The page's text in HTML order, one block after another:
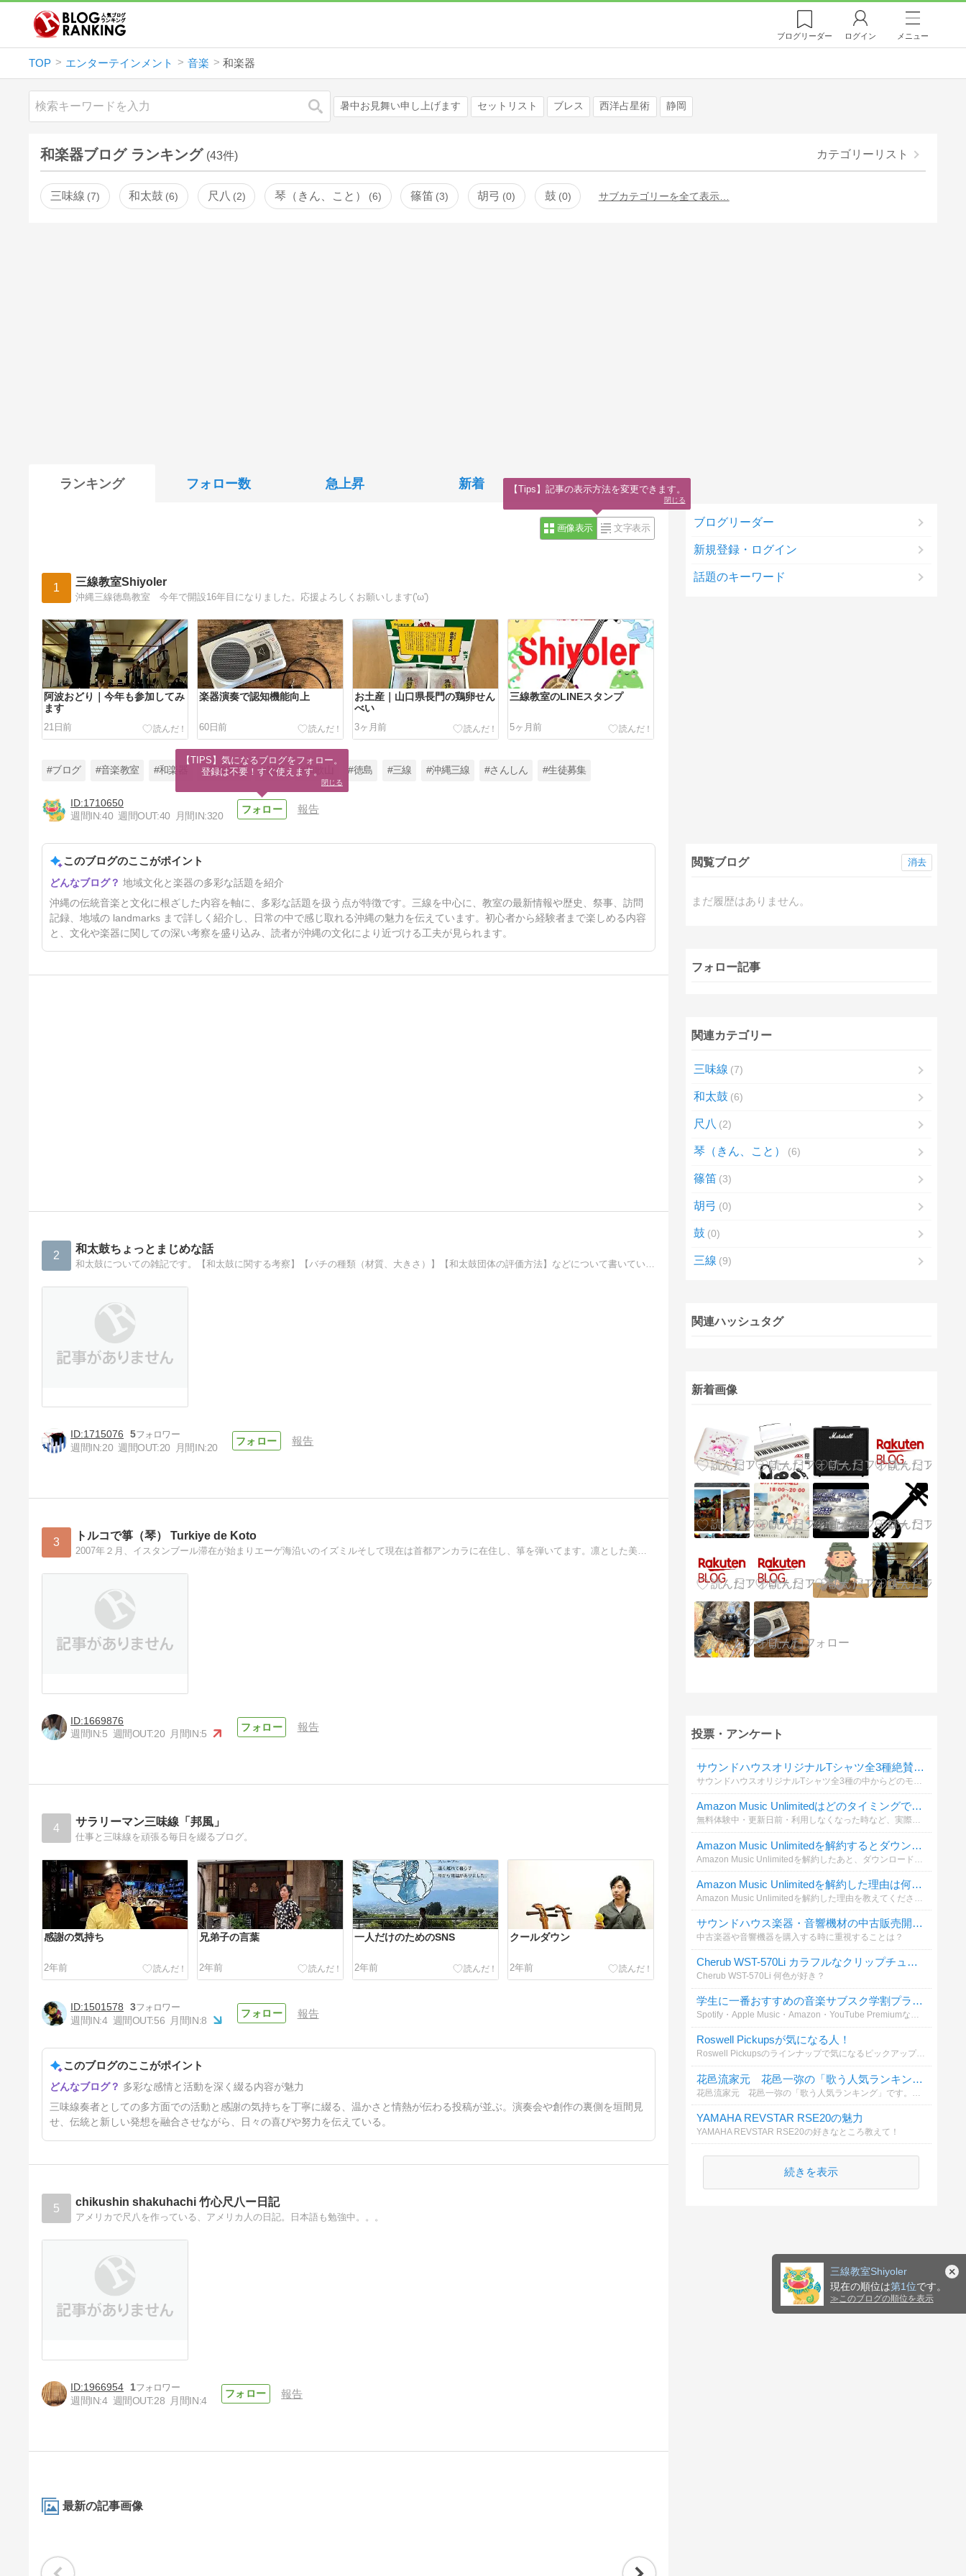
三線教室Shiyoler
現在の順位は第1位です。
≫ このブログの順位を表示
ブログリーダー ログイン メニュー
TOP エンターテインメント 音楽 和楽器
検索 暑中お見舞い申し上げます セットリスト ブレス 西洋占星術 静岡
和楽器ブログ ランキング (43件) カテゴリーリスト
三味線 7 和太鼓 6 尺八 2 琴（きん、こと） 6 篠笛 3 胡弓 0 鼓 0 サブカテゴリーを全て表示…
ランキング フォロー数 急上昇 新着
画像表示 文字表示
1 三線教室Shiyoler
沖縄三線徳島教室 今年で開設16年目になりました。応援よろしくお願いします('ω')
阿波おどり｜今年も参加してみ
ます
21日前
楽器演奏で認知機能向上
60日前
お土産｜山口県長門の鶏卵せん
べい
3ヶ月前
三線教室のLINEスタンプ
5ヶ月前
5ヶ月前
#ブログ #音楽教室 #和楽器 #三線教室 #雑談 #和歌山 #徳島 #三線 #沖縄三線 #さんしん #生徒募集
1710650
週間IN:40 週間OUT:40 月間IN:320
報告
このブログのここがポイント
地域文化と楽器の多彩な話題を紹介
沖縄の伝統音楽と文化に根ざした内容を軸に、多彩な話題を扱う点が特徴です。三線を中心に、教室の最新情報や歴史、祭事、訪問
記録、地域の landmarks まで詳しく紹介し、日常の中で感じ取れる沖縄の魅力を伝えています。初心者から経験者まで楽しめる内容
と、文化や楽器に関しての深い考察を盛り込み、読者が沖縄の文化により近づける工夫が見られます。
2 和太鼓ちょっとまじめな話
和太鼓についての雑記です。【和太鼓に関する考察】【バチの種類（材質、大きさ）】【和太鼓団体の評価方法】などについて書いています。
1715076
5
週間IN:20 週間OUT:20 月間IN:20
報告
3 トルコで箏（琴） Turkiye de Koto
2007年２月、イスタンブール滞在が始まりエーゲ海沿いのイズミルそして現在は首都アンカラに在住し、箏を弾いてます。凛とした美しい響き、深い音色を持つ箏の魅力を…
1669876
週間IN:5 週間OUT:20 月間IN:5
報告
4 サラリーマン三味線「邦風」
仕事と三味線を頑張る毎日を綴るブログ。
感謝の気持ち
2年前
兄弟子の言葉
2年前
一人だけのためのSNS
2年前
クールダウン
2年前
曲が出来る瞬間
2年前
1501578
3
週間IN:4 週間OUT:56 月間IN:8
報告
このブログのここがポイント
多彩な感情と活動を深く綴る内容が魅力
三味線奏者としての多方面での活動と感謝の気持ちを丁寧に綴る、温かさと情熱が伝わる投稿が並ぶ。演奏会や創作の裏側を垣間見
せ、伝統と新しい発想を融合させながら、日々の喜びや努力を伝えている。
5 chikushin shakuhachi 竹心尺八ー日記
アメリカで尺八を作っている、アメリカ人の日記。日本語も勉強中。。。
1966954
1
週間IN:4 週間OUT:28 月間IN:4
報告
最新の記事画像
ブログリーダー
新規登録・ログイン
話題のキーワード
閲覧ブログ
まだ履歴はありません。
消去
フォロー記事
関連カテゴリー
三味線 7
和太鼓 6
尺八 2
琴（きん、こと） 6
篠笛 3
胡弓 0
鼓 0
三線 9
関連ハッシュタグ
新着画像
投票・アンケート
サウンドハウスオリジナルTシャツ全3種絶賛発売中！
サウンドハウスオリジナルTシャツ全3種の中からどのモデルが好きか教えて！
Amazon Music Unlimitedはどのタイミングで解約しましたか？
無料体験中・更新日前・利用しなくなった時など、実際にいつ解約しましたか？これから解約する人の参考になるよう投票をお願いします。解約手順や注意点はこちらの記事でも詳しく解説しています。
Amazon Music Unlimitedを解約するとダウンロードした曲はどうなると思いますか？
Amazon Music Unlimitedを解約した理由は何ですか？
サウンドハウス楽器・音響機材の中古販売開始！
中古楽器や音響機器を購入する時に重視することは？
Cherub WST-570Li カラフルなクリップチューナーが日本初上陸！
Cherub WST-570Li 何色が好き？
学生に一番おすすめの音楽サブスク学割プランはどれだと思いますか？
Spotify・Apple Music・Amazon・YouTube Premiumなど各社が学割プランを提供中。あなたが実際に使っている、または使いたいと思う学割サービスを教えてください！
Roswell Pickupsが気になる人！
Roswell Pickupsのラインナップで気になるピックアップの種類を教えて！
花邑流家元 花邑一弥の「歌う人気ランキング」
YAMAHA REVSTAR RSE20の魅力
YAMAHA REVSTAR RSE20の好きなところ教えて！
続きを表示
【TIPS】気になるブログをフォロー。
登録は不要！すぐ使えます。
閉じる
【Tips】記事の表示方法を変更できます。
閉じる